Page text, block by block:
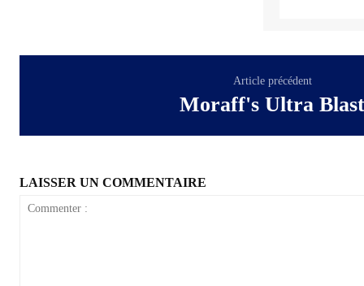
Article précédent
Moraff's Ultra
LAISSER UN COMMENTAIRE